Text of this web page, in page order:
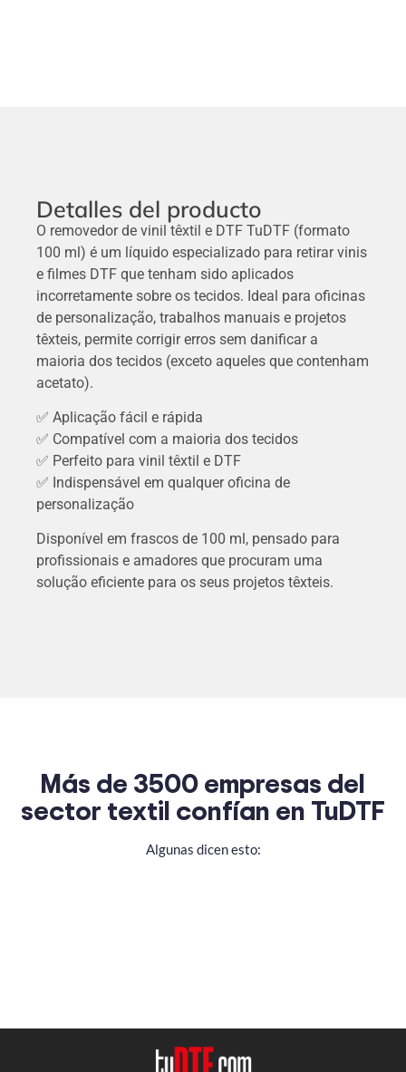
Detalles del producto
O removedor de vinil têxtil e DTF TuDTF (formato
100 ml) é um líquido especializado para retirar vinis
e filmes DTF que tenham sido aplicados
incorretamente sobre os tecidos. Ideal para oficinas
de personalização, trabalhos manuais e projetos
têxteis, permite corrigir erros sem danificar a
maioria dos tecidos (exceto aqueles que contenham
acetato).
✅ Aplicação fácil e rápida
✅ Compatível com a maioria dos tecidos
✅ Perfeito para vinil têxtil e DTF
✅ Indispensável em qualquer oficina de
personalização
Disponível em frascos de 100 ml, pensado para
profissionais e amadores que procuram uma
solução eficiente para os seus projetos têxteis.
Más de 3500 empresas del
sector textil confían en TuDTF
Algunas dicen esto: